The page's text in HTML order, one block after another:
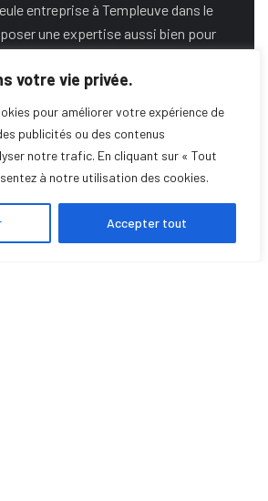
votre vie privée.
pour améliorer votre expérience de
publicités ou des contenus
notre trafic. En cliquant sur « Tout
à notre utilisation des cookies.
Accepter tout
entreprise à Templeuve dans le
une expertise aussi bien pour
DEVIS